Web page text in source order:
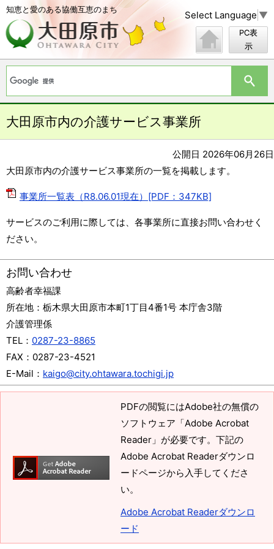
知恵と愛のある協働互恵のまち Select Language ▼
PC表
示
大田原市内の介護サービス事業所
公開日 2026年06月26日
大田原市内の介護サービス事業所の一覧を掲載します。
事業所一覧表（R8.06.01現在）[PDF：347KB]
サービスのご利用に際しては、各事業所に直接お問い合わせく
ださい。
お問い合わせ
高齢者幸福課
所在地： 栃木県大田原市本町1丁目4番1号 本庁舎3階
介護管理係
TEL： 0287-23-8865
FAX： 0287-23-4521
E-Mail： kaigo@city.ohtawara.tochigi.jp
PDFの閲覧にはAdobe社の無償の
ソフトウェア「Adobe Acrobat
Reader」が必要です。下記の
Adobe Acrobat Readerダウンロ
ードページから入手してくださ
い。
Adobe Acrobat Readerダウンロ
ード